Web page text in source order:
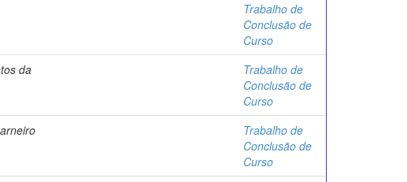
Trabalho de
Conclusão de
Curso
da
Trabalho de
Conclusão de
Curso
Trabalho de
Conclusão de
Curso